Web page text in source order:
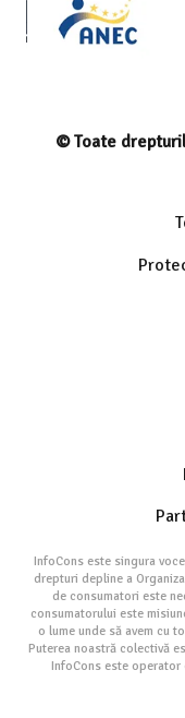
© Toate
InfoCons este singura
drepturi depline a
de consumatori este
consumatorului este
o lume unde să avem cu
Puterea noastră colectivă
InfoCons este operator